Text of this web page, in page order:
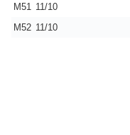
M51 11/10
M52 11/10